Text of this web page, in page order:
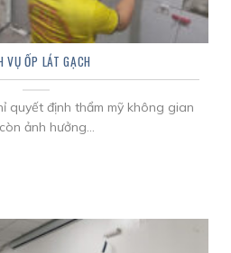
VỤ ỐP LÁT GẠCH
quyết định thẩm mỹ không gian
ảnh hưởng...